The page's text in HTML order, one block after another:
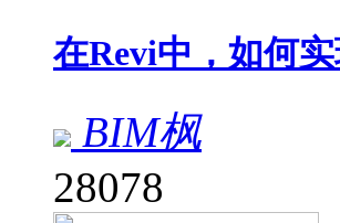
在Revi中，如何
BIM枫
28078